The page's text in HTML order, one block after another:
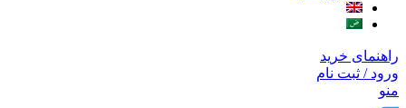
راهنمای خرید
ورود / ثبت نام
منو